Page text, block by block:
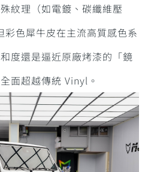
紋理（如電鍍、碳纖維壓
彩色犀牛皮在主流高質感色系
度還是逼近原廠烤漆的「鏡
面超越傳統 Vinyl。